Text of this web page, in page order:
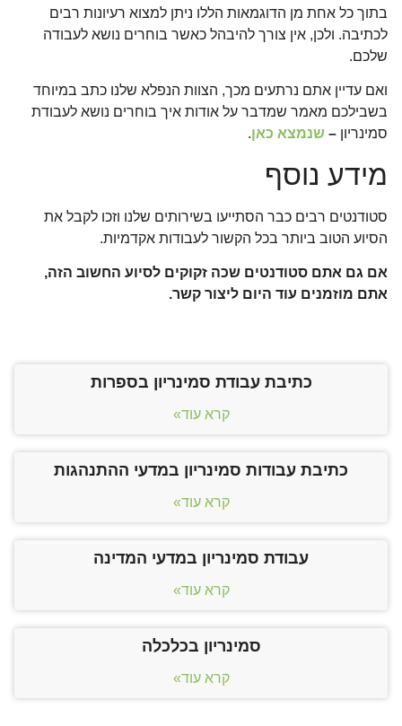
בתוך כל אחת מן הדוגמאות הללו ניתן למצוא רעיונות רבים
לכתיבה. ולכן, אין צורך להיבהל כאשר בוחרים נושא לעבודה
שלכם.
ואם עדיין אתם נרתעים מכך, הצוות הנפלא שלנו כתב במיוחד
בשבילכם מאמר שמדבר על אודות איך בוחרים נושא לעבודת
סמינריון – שנמצא כאן.
מידע נוסף
סטודנטים רבים כבר הסתייעו בשירותים שלנו וזכו לקבל את
הסיוע הטוב ביותר בכל הקשור לעבודות אקדמיות.
אם גם אתם סטודנטים שכה זקוקים לסיוע החשוב הזה,
אתם מוזמנים עוד היום ליצור קשר.
כתיבת עבודת סמינריון בספרות
קרא עוד»
כתיבת עבודות סמינריון במדעי ההתנהגות
קרא עוד»
עבודת סמינריון במדעי המדינה
קרא עוד»
סמינריון בכלכלה
קרא עוד»